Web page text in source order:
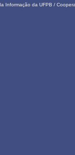
Informação da UFPB /